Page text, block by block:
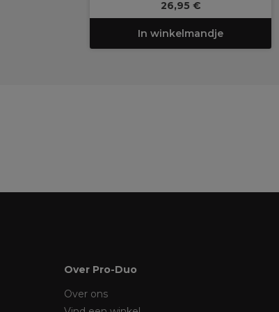
26,95 €
In winkelmandje
Over Pro-Duo
Over ons